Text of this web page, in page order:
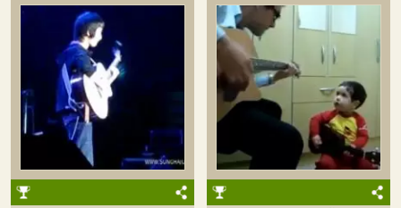
Colmeia Exchange
Perguntas Frequentes
Sobre
Contato